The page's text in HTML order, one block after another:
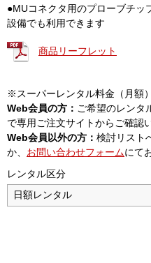
●MUコネクタ用のプローブチッ
設備でも利用できます
商品リーフレット
※スーパーレンタル料金（月額
Web会員の方： ご希望のレンタ
で専用ご注文サイトからご確認
Web会員以外の方： 検討リスト
か、 お問い合わせフォームにて
レンタル区分